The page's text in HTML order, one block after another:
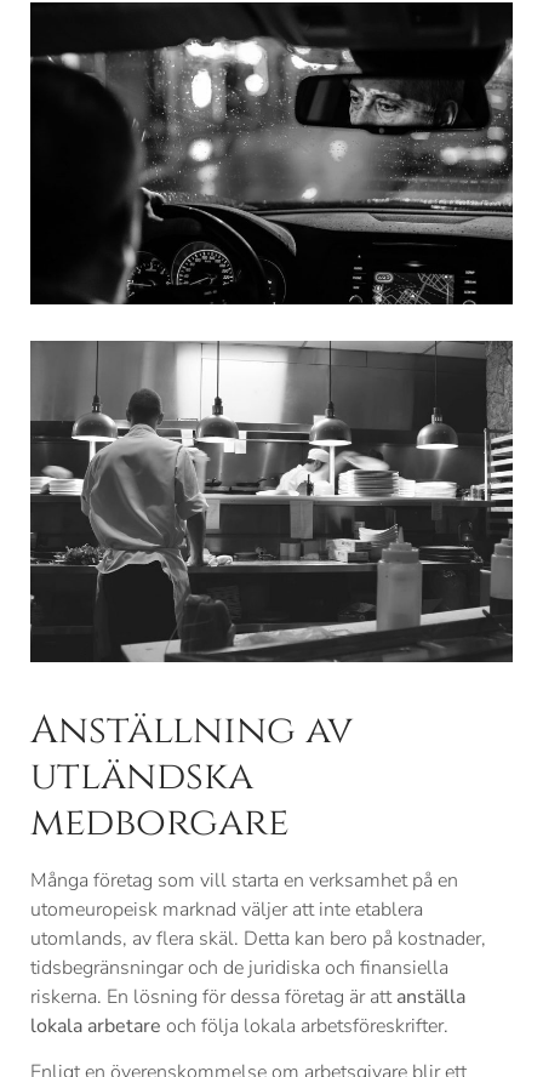
Anställning av
utländska
medborgare
Många företag som vill starta en verksamhet på en
utomeuropeisk marknad väljer att inte etablera
utomlands, av flera skäl. Detta kan bero på kostnader,
tidsbegränsningar och de juridiska och finansiella
riskerna. En lösning för dessa företag är attanställa
lokala arbetare och följa lokala arbetsföreskrifter.